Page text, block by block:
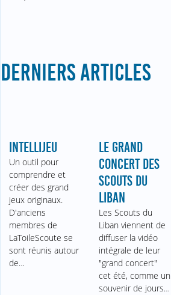
DERNIERS ARTICLES
INTELLIJEU
Un outil pour
comprendre et
créer des grand
jeux originaux.
D'anciens
membres de
LaToileScoute se
sont réunis autour
de…
LE GRAND
CONCERT DES
SCOUTS DU
LIBAN
Les Scouts du
Liban viennent de
diffuser la vidéo
intégrale de leur
"grand concert"
cet été, comme un
souvenir de jours…